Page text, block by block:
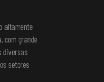
altamente
com grande
diversas
setores